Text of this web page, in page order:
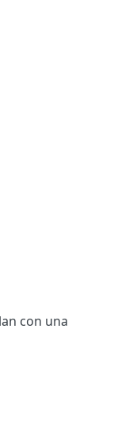
con una